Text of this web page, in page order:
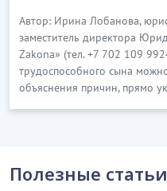
Автор: Ирина Лобанова,
заместитель директора
Zakona» (тел. +7 702 109
трудоспособного сына
объяснения причин, прямо
Полезные статьи